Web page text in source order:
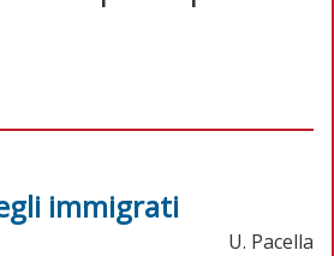
immigrati
U. Pacella